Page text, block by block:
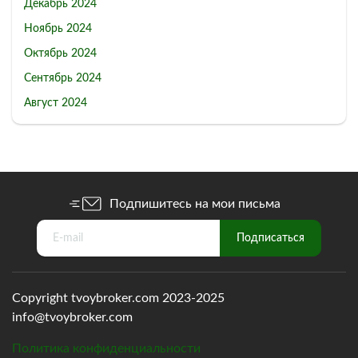
Декабрь 2024
Ноябрь 2024
Октябрь 2024
Сентябрь 2024
Август 2024
Подпишитесь на мои письма
Copyright tvoybroker.com 2023-2025
info@tvoybroker.com
Политика конфиденциальности